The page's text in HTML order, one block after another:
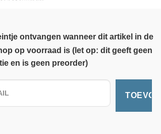
ontvangen wanneer dit artikel in de
op voorraad is (let op: dit geeft geen
en is geen preorder)